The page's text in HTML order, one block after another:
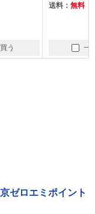
う
送料： 無料
一
ゼロエミポイント